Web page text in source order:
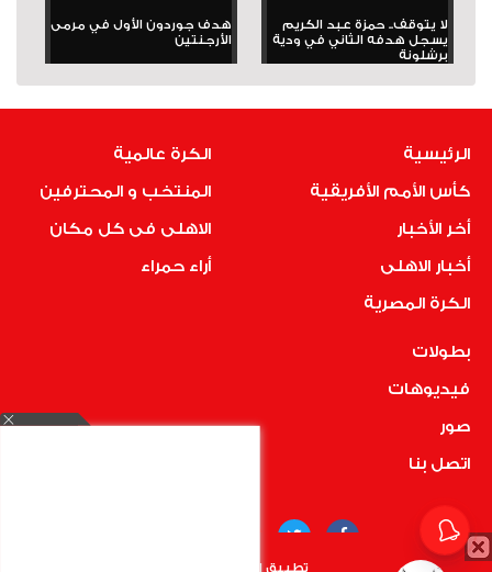
لا يتوقف.. حمزة عبد الكريم
يسجل هدفه الثاني في ودية
برشلونة
هدف جوردون الأول في مرمى
الأرجنتين
الرئيسية
كأس الأمم الأفريقية
أخر الأخبار
أخبار الاهلى
الكرة المصرية
الكرة عالمية
المنتخب و المحترفين
الاهلى فى كل مكان
أراء حمراء
بطولات
فيديوهات
صور
اتصل بنا
تطبيق الأهلي.كوم متاح الأن